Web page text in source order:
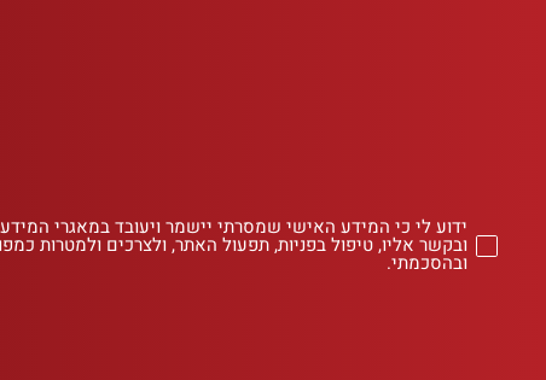
ידוע לי כי המידע האישי שמסרתי יישמר ויעובד במאגרי
ובקשר אליו, טיפול בפניות, תפעול האתר, ולצרכים ולמטרות
ובהסכמתי.